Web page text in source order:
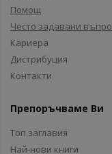
Помощ
Често задавани
Кариера
Дистрибуция
Контакти
Препоръчваме Ви
Топ заглавия
Най-нови книги